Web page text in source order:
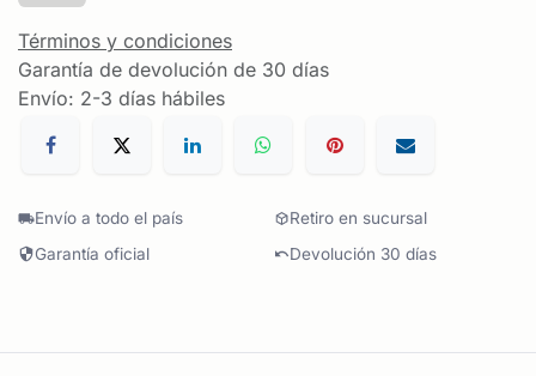
Términos y condiciones
Garantía de devolución de 30 días
Envío: 2-3 días hábiles
Envío a todo el país
Retiro en sucursal
Garantía oficial
Devolución 30 días